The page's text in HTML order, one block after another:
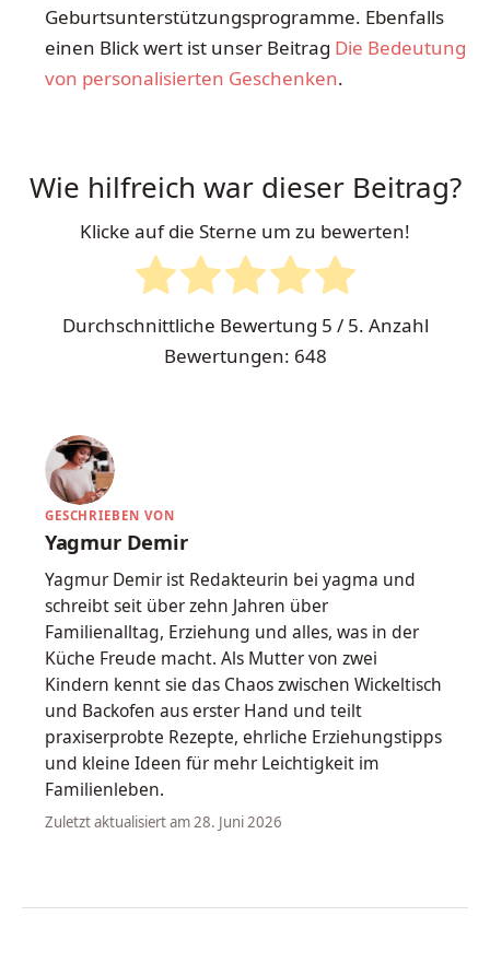
Geburtsunterstützungsprogramme. Ebenfalls
einen Blick wert ist unser Beitrag Die Bedeutung
von personalisierten Geschenken.
Wie hilfreich war dieser Beitrag?
Klicke auf die Sterne um zu bewerten!
Durchschnittliche Bewertung 5 / 5. Anzahl
Bewertungen: 648
GESCHRIEBEN VON
Yagmur Demir
Yagmur Demir ist Redakteurin bei yagma und
schreibt seit über zehn Jahren über
Familienalltag, Erziehung und alles, was in der
Küche Freude macht. Als Mutter von zwei
Kindern kennt sie das Chaos zwischen Wickeltisch
und Backofen aus erster Hand und teilt
praxiserprobte Rezepte, ehrliche Erziehungstipps
und kleine Ideen für mehr Leichtigkeit im
Familienleben.
Zuletzt aktualisiert am 28. Juni 2026